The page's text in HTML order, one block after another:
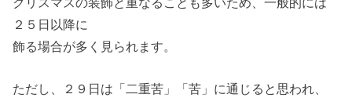
２５日以降に
飾る場合が多く見られます。
ただし、２９日は「二重苦」「苦」に通じると思われ、